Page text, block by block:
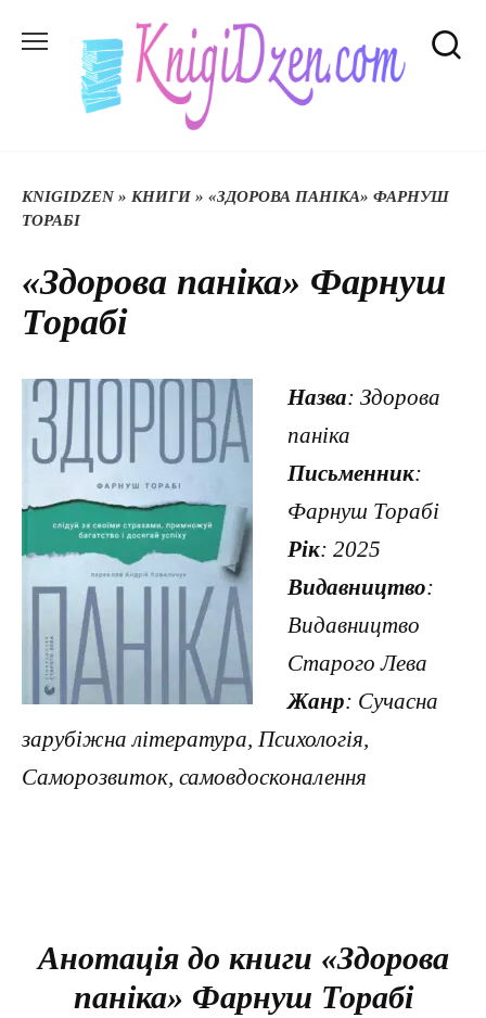
до
KNIGIDZEN» КНИГИ » «ЗДОРОВА ПАНІКА» ФАРНУШ
ТОРАБІ
«Здорова паніка» Фарнуш
Торабі
Назва: Здорова
паніка
Письменник:
Фарнуш Торабі
Рік: 2025
Видавництво:
Видавництво
Старого Лева
Жанр: Сучасна
зарубіжна література, Психологія,
Саморозвиток, самовдосконалення
Анотація до книги «Здорова
паніка» Фарнуш Торабі